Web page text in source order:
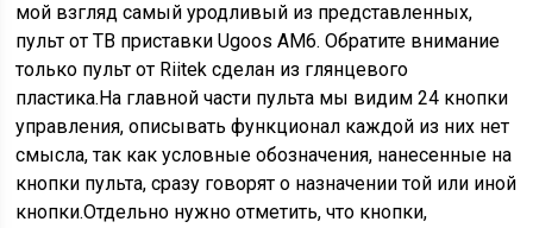
мой взгляд самый уродливый из представленных,
пульт от ТВ приставки Ugoos AM6. Обратите внимание
только пульт от Riitek сделан из глянцевого
пластика.На главной части пульта мы видим 24 кнопки
управления, описывать функционал каждой из них нет
смысла, так как условные обозначения, нанесенные на
кнопки пульта, сразу говорят о назначении той или иной
кнопки.Отдельно нужно отметить, что кнопки,